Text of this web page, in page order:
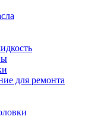
для ремонта